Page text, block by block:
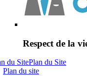
Respect de la
Plan du Site
Plan du site